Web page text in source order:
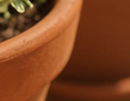
verticali o
come scegliere il
per il tuo